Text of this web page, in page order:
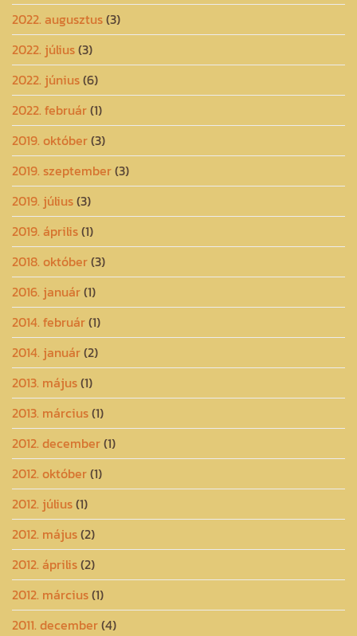
2022. augusztus(3)
2022. július(3)
2022. június(6)
2022. február(1)
2019. október(3)
2019. szeptember(3)
2019. július(3)
2019. április(1)
2018. október(3)
2016. január(1)
2014. február(1)
2014. január(2)
2013. május(1)
2013. március(1)
2012. december(1)
2012. október(1)
2012. július(1)
2012. május(2)
2012. április(2)
2012. március(1)
2011. december(4)